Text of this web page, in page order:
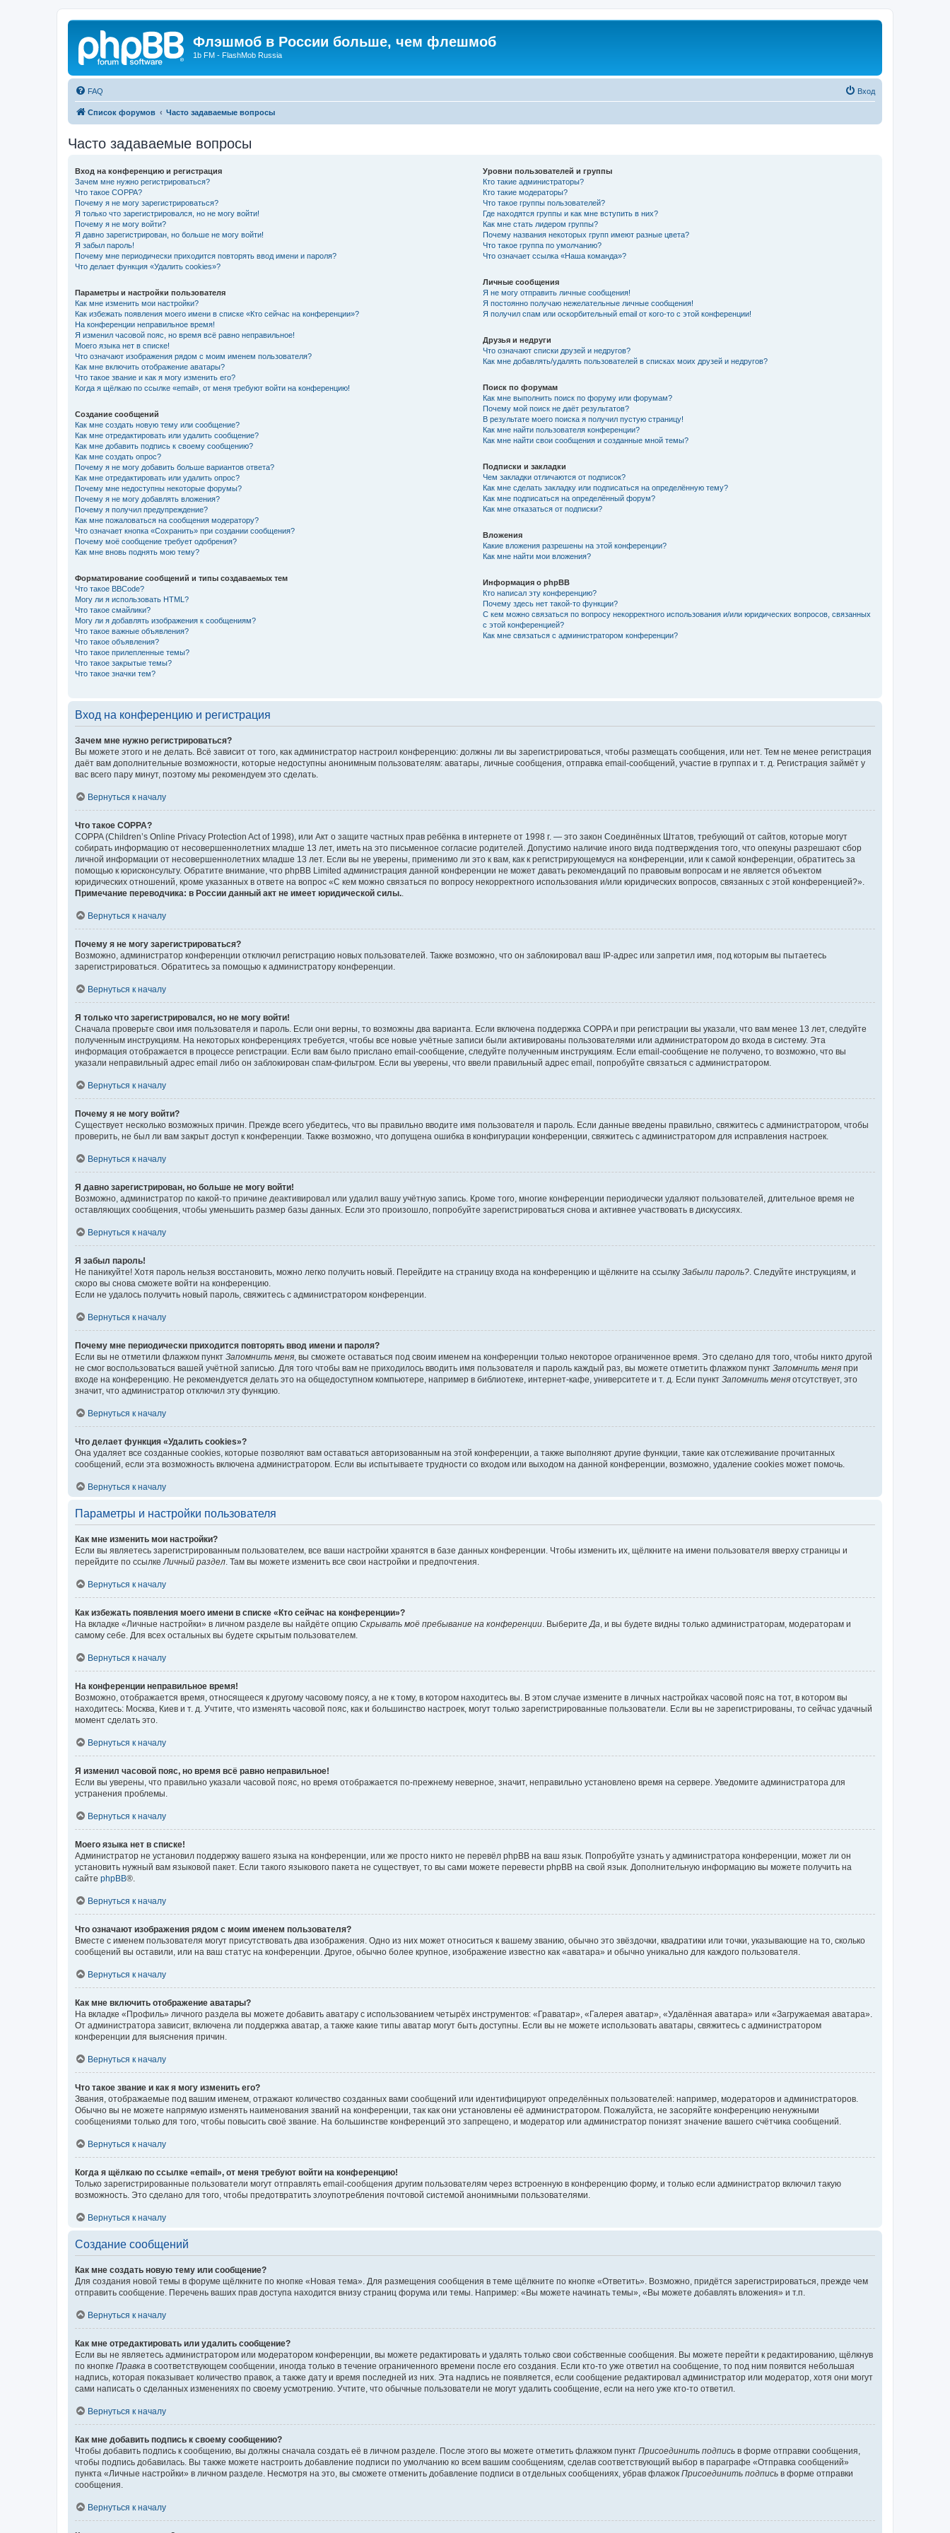
Флэшмоб в России больше, чем флешмоб
1b FM - FlashMob Russia
FAQ Вход
Список форумов Часто задаваемые вопросы
Часто задаваемые вопросы
Вход на конференцию и регистрация
Зачем мне нужно регистрироваться?
Что такое COPPA?
Почему я не могу зарегистрироваться?
Я только что зарегистрировался, но не могу войти!
Почему я не могу войти?
Я давно зарегистрирован, но больше не могу войти!
Я забыл пароль!
Почему мне периодически приходится повторять ввод имени и пароля?
Что делает функция «Удалить cookies»?
Параметры и настройки пользователя
Как мне изменить мои настройки?
Как избежать появления моего имени в списке «Кто сейчас на конференции»?
На конференции неправильное время!
Я изменил часовой пояс, но время всё равно неправильное!
Моего языка нет в списке!
Что означают изображения рядом с моим именем пользователя?
Как мне включить отображение аватары?
Что такое звание и как я могу изменить его?
Когда я щёлкаю по ссылке «email», от меня требуют войти на конференцию!
Создание сообщений
Как мне создать новую тему или сообщение?
Как мне отредактировать или удалить сообщение?
Как мне добавить подпись к своему сообщению?
Как мне создать опрос?
Почему я не могу добавить больше вариантов ответа?
Как мне отредактировать или удалить опрос?
Почему мне недоступны некоторые форумы?
Почему я не могу добавлять вложения?
Почему я получил предупреждение?
Как мне пожаловаться на сообщения модератору?
Что означает кнопка «Сохранить» при создании сообщения?
Почему моё сообщение требует одобрения?
Как мне вновь поднять мою тему?
Форматирование сообщений и типы создаваемых тем
Что такое BBCode?
Могу ли я использовать HTML?
Что такое смайлики?
Могу ли я добавлять изображения к сообщениям?
Что такое важные объявления?
Что такое объявления?
Что такое прилепленные темы?
Что такое закрытые темы?
Что такое значки тем?
Уровни пользователей и группы
Кто такие администраторы?
Кто такие модераторы?
Что такое группы пользователей?
Где находятся группы и как мне вступить в них?
Как мне стать лидером группы?
Почему названия некоторых групп имеют разные цвета?
Что такое группа по умолчанию?
Что означает ссылка «Наша команда»?
Личные сообщения
Я не могу отправить личные сообщения!
Я постоянно получаю нежелательные личные сообщения!
Я получил спам или оскорбительный email от кого-то с этой конференции!
Друзья и недруги
Что означают списки друзей и недругов?
Как мне добавлять/удалять пользователей в списках моих друзей и недругов?
Поиск по форумам
Как мне выполнить поиск по форуму или форумам?
Почему мой поиск не даёт результатов?
В результате моего поиска я получил пустую страницу!
Как мне найти пользователя конференции?
Как мне найти свои сообщения и созданные мной темы?
Подписки и закладки
Чем закладки отличаются от подписок?
Как мне сделать закладку или подписаться на определённую тему?
Как мне подписаться на определённый форум?
Как мне отказаться от подписки?
Вложения
Какие вложения разрешены на этой конференции?
Как мне найти мои вложения?
Информация о phpBB
Кто написал эту конференцию?
Почему здесь нет такой-то функции?
С кем можно связаться по вопросу некорректного использования и/или юридических вопросов, связанных
с этой конференцией?
Как мне связаться с администратором конференции?
Вход на конференцию и регистрация
Зачем мне нужно регистрироваться?
Вы можете этого и не делать. Всё зависит от того, как администратор настроил конференцию: должны ли вы зарегистрироваться, чтобы размещать сообщения, или нет. Тем не менее регистрация
даёт вам дополнительные возможности, которые недоступны анонимным пользователям: аватары, личные сообщения, отправка email-сообщений, участие в группах и т. д. Регистрация займёт у
вас всего пару минут, поэтому мы рекомендуем это сделать.
Вернуться к началу
Что такое COPPA?
COPPA (Children’s Online Privacy Protection Act of 1998), или Акт о защите частных прав ребёнка в интернете от 1998 г. — это закон Соединённых Штатов, требующий от сайтов, которые могут
собирать информацию от несовершеннолетних младше 13 лет, иметь на это письменное согласие родителей. Допустимо наличие иного вида подтверждения того, что опекуны разрешают сбор
личной информации от несовершеннолетних младше 13 лет. Если вы не уверены, применимо ли это к вам, как к регистрирующемуся на конференции, или к самой конференции, обратитесь за
помощью к юрисконсульту. Обратите внимание, что phpBB Limited администрация данной конференции не может давать рекомендаций по правовым вопросам и не является объектом
юридических отношений, кроме указанных в ответе на вопрос «С кем можно связаться по вопросу некорректного использования и/или юридических вопросов, связанных с этой конференцией?».
Примечание переводчика: в России данный акт не имеет юридической силы.
Вернуться к началу
Почему я не могу зарегистрироваться?
Возможно, администратор конференции отключил регистрацию новых пользователей. Также возможно, что он заблокировал ваш IP-адрес или запретил имя, под которым вы пытаетесь
зарегистрироваться. Обратитесь за помощью к администратору конференции.
Вернуться к началу
Я только что зарегистрировался, но не могу войти!
Сначала проверьте свои имя пользователя и пароль. Если они верны, то возможны два варианта. Если включена поддержка COPPA и при регистрации вы указали, что вам менее 13 лет, следуйте
полученным инструкциям. На некоторых конференциях требуется, чтобы все новые учётные записи были активированы пользователями или администратором до входа в систему. Эта
информация отображается в процессе регистрации. Если вам было прислано email-сообщение, следуйте полученным инструкциям. Если email-сообщение не получено, то возможно, что вы
указали неправильный адрес email либо он заблокирован спам-фильтром. Если вы уверены, что ввели правильный адрес email, попробуйте связаться с администратором.
Вернуться к началу
Почему я не могу войти?
Существует несколько возможных причин. Прежде всего убедитесь, что вы правильно вводите имя пользователя и пароль. Если данные введены правильно, свяжитесь с администратором, чтобы
проверить, не был ли вам закрыт доступ к конференции. Также возможно, что допущена ошибка в конфигурации конференции, свяжитесь с администратором для исправления настроек.
Вернуться к началу
Я давно зарегистрирован, но больше не могу войти!
Возможно, администратор по какой-то причине деактивировал или удалил вашу учётную запись. Кроме того, многие конференции периодически удаляют пользователей, длительное время не
оставляющих сообщения, чтобы уменьшить размер базы данных. Если это произошло, попробуйте зарегистрироваться снова и активнее участвовать в дискуссиях.
Вернуться к началу
Я забыл пароль!
Не паникуйте! Хотя пароль нельзя восстановить, можно легко получить новый. Перейдите на страницу входа на конференцию и щёлкните на ссылку Забыли пароль? . Следуйте инструкциям, и
скоро вы снова сможете войти на конференцию.
Если не удалось получить новый пароль, свяжитесь с администратором конференции.
Вернуться к началу
Почему мне периодически приходится повторять ввод имени и пароля?
Если вы не отметили флажком пункт Запомнить меня , вы сможете оставаться под своим именем на конференции только некоторое ограниченное время. Это сделано для того, чтобы никто другой
не смог воспользоваться вашей учётной записью. Для того чтобы вам не приходилось вводить имя пользователя и пароль каждый раз, вы можете отметить флажком пункт Запомнить меня при
входе на конференцию. Не рекомендуется делать это на общедоступном компьютере, например в библиотеке, интернет-кафе, университете и т. д. Если пункт Запомнить меня отсутствует, это
значит, что администратор отключил эту функцию.
Вернуться к началу
Что делает функция «Удалить cookies»?
Она удаляет все созданные cookies, которые позволяют вам оставаться авторизованным на этой конференции, а также выполняют другие функции, такие как отслеживание прочитанных
сообщений, если эта возможность включена администратором. Если вы испытываете трудности со входом или выходом на данной конференции, возможно, удаление cookies может помочь.
Вернуться к началу
Параметры и настройки пользователя
Как мне изменить мои настройки?
Если вы являетесь зарегистрированным пользователем, все ваши настройки хранятся в базе данных конференции. Чтобы изменить их, щёлкните на имени пользователя вверху страницы и
перейдите по ссылке Личный раздел . Там вы можете изменить все свои настройки и предпочтения.
Вернуться к началу
Как избежать появления моего имени в списке «Кто сейчас на конференции»?
На вкладке «Личные настройки» в личном разделе вы найдёте опцию Скрывать моё пребывание на конференции . Выберите Да , и вы будете видны только администраторам, модераторам и
самому себе. Для всех остальных вы будете скрытым пользователем.
Вернуться к началу
На конференции неправильное время!
Возможно, отображается время, относящееся к другому часовому поясу, а не к тому, в котором находитесь вы. В этом случае измените в личных настройках часовой пояс на тот, в котором вы
находитесь: Москва, Киев и т. д. Учтите, что изменять часовой пояс, как и большинство настроек, могут только зарегистрированные пользователи. Если вы не зарегистрированы, то сейчас удачный
момент сделать это.
Вернуться к началу
Я изменил часовой пояс, но время всё равно неправильное!
Если вы уверены, что правильно указали часовой пояс, но время отображается по-прежнему неверное, значит, неправильно установлено время на сервере. Уведомите администратора для
устранения проблемы.
Вернуться к началу
Моего языка нет в списке!
Администратор не установил поддержку вашего языка на конференции, или же просто никто не перевёл phpBB на ваш язык. Попробуйте узнать у администратора конференции, может ли он
установить нужный вам языковой пакет. Если такого языкового пакета не существует, то вы сами можете перевести phpBB на свой язык. Дополнительную информацию вы можете получить на
сайте phpBB®.
Вернуться к началу
Что означают изображения рядом с моим именем пользователя?
Вместе с именем пользователя могут присутствовать два изображения. Одно из них может относиться к вашему званию, обычно это звёздочки, квадратики или точки, указывающие на то, сколько
сообщений вы оставили, или на ваш статус на конференции. Другое, обычно более крупное, изображение известно как «аватара» и обычно уникально для каждого пользователя.
Вернуться к началу
Как мне включить отображение аватары?
На вкладке «Профиль» личного раздела вы можете добавить аватару с использованием четырёх инструментов: «Граватар», «Галерея аватар», «Удалённая аватара» или «Загружаемая аватара».
От администратора зависит, включена ли поддержка аватар, а также какие типы аватар могут быть доступны. Если вы не можете использовать аватары, свяжитесь с администратором
конференции для выяснения причин.
Вернуться к началу
Что такое звание и как я могу изменить его?
Звания, отображаемые под вашим именем, отражают количество созданных вами сообщений или идентифицируют определённых пользователей: например, модераторов и администраторов.
Обычно вы не можете напрямую изменять наименования званий на конференции, так как они установлены её администратором. Пожалуйста, не засоряйте конференцию ненужными
сообщениями только для того, чтобы повысить своё звание. На большинстве конференций это запрещено, и модератор или администратор понизят значение вашего счётчика сообщений.
Вернуться к началу
Когда я щёлкаю по ссылке «email», от меня требуют войти на конференцию!
Только зарегистрированные пользователи могут отправлять email-сообщения другим пользователям через встроенную в конференцию форму, и только если администратор включил такую
возможность. Это сделано для того, чтобы предотвратить злоупотребления почтовой системой анонимными пользователями.
Вернуться к началу
Создание сообщений
Как мне создать новую тему или сообщение?
Для создания новой темы в форуме щёлкните по кнопке «Новая тема». Для размещения сообщения в теме щёлкните по кнопке «Ответить». Возможно, придётся зарегистрироваться, прежде чем
отправить сообщение. Перечень ваших прав доступа находится внизу страниц форума или темы. Например: «Вы можете начинать темы», «Вы можете добавлять вложения» и т.п.
Вернуться к началу
Как мне отредактировать или удалить сообщение?
Если вы не являетесь администратором или модератором конференции, вы можете редактировать и удалять только свои собственные сообщения. Вы можете перейти к редактированию, щёлкнув
по кнопке Правка в соответствующем сообщении, иногда только в течение ограниченного времени после его создания. Если кто-то уже ответил на сообщение, то под ним появится небольшая
надпись, которая показывает количество правок, а также дату и время последней из них. Эта надпись не появляется, если сообщение редактировал администратор или модератор, хотя они могут
сами написать о сделанных изменениях по своему усмотрению. Учтите, что обычные пользователи не могут удалить сообщение, если на него уже кто-то ответил.
Вернуться к началу
Как мне добавить подпись к своему сообщению?
Чтобы добавить подпись к сообщению, вы должны сначала создать её в личном разделе. После этого вы можете отметить флажком пункт Присоединить подпись в форме отправки сообщения,
чтобы подпись добавилась. Вы также можете настроить добавление подписи по умолчанию ко всем вашим сообщениям, сделав соответствующий выбор в параграфе «Отправка сообщений»
пункта «Личные настройки» в личном разделе. Несмотря на это, вы сможете отменить добавление подписи в отдельных сообщениях, убрав флажок Присоединить подпись в форме отправки
сообщения.
Вернуться к началу